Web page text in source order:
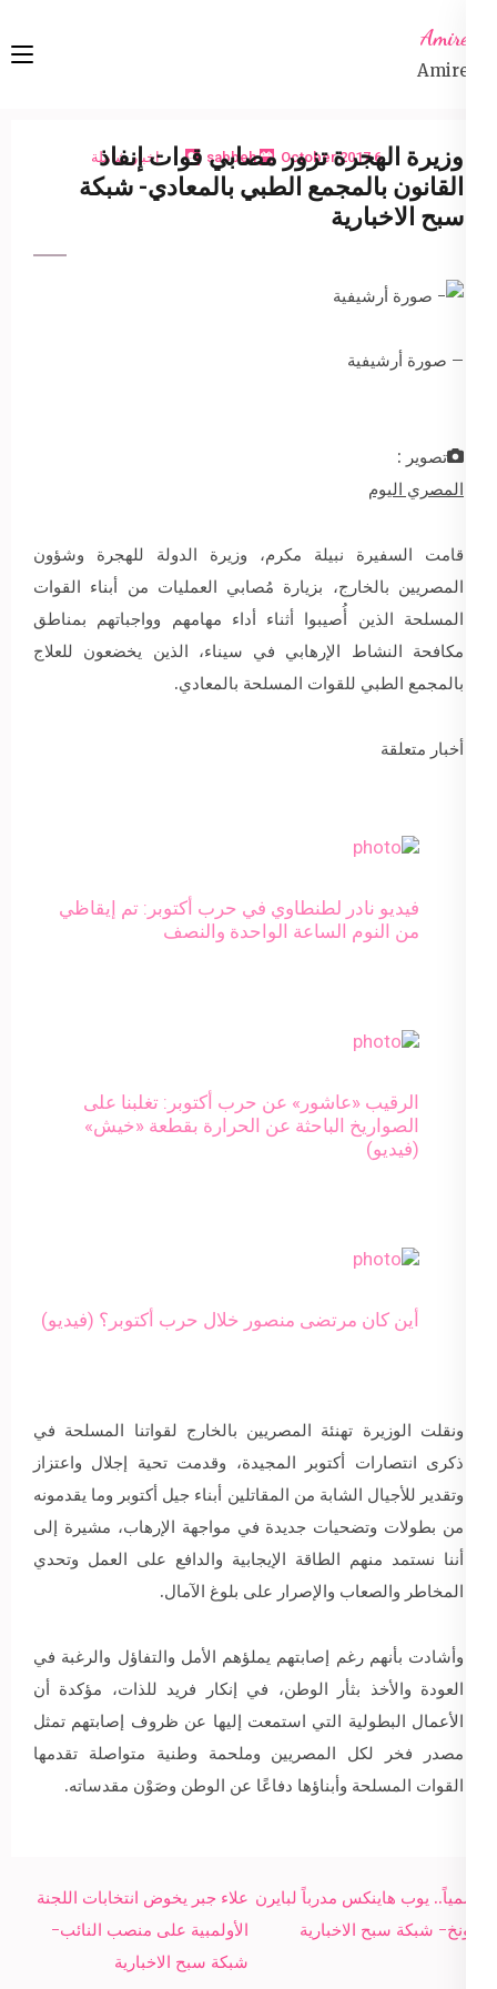
content
Amireta
Amireta
6 October 2017
sabbeh اخبار شاملة
وزيرة الهجرة تزور مصابي قوات إنفاذ
القانون بالمجمع الطبي بالمعادي- شبكة
سبح الاخبارية
– صورة أرشيفية
تصوير :
المصري اليوم
قامت السفيرة نبيلة مكرم، وزيرة الدولة للهجرة وشؤون
المصريين بالخارج، بزيارة مُصابي العمليات من أبناء القوات
المسلحة الذين أُصيبوا أثناء أداء مهامهم وواجباتهم بمناطق
مكافحة النشاط الإرهابي في سيناء، الذين يخضعون للعلاج
بالمجمع الطبي للقوات المسلحة بالمعادي.
أخبار متعلقة
فيديو نادر لطنطاوي في حرب أكتوبر: تم إيقاظي
من النوم الساعة الواحدة والنصف
الرقيب «عاشور» عن حرب أكتوبر: تغلبنا على
الصواريخ الباحثة عن الحرارة بقطعة «خيش»
(فيديو)
أين كان مرتضى منصور خلال حرب أكتوبر؟ (فيديو)
ونقلت الوزيرة تهنئة المصريين بالخارج لقواتنا المسلحة في
ذكرى انتصارات أكتوبر المجيدة، وقدمت تحية إجلال واعتزاز
وتقدير للأجيال الشابة من المقاتلين أبناء جيل أكتوبر وما يقدمونه
من بطولات وتضحيات جديدة في مواجهة الإرهاب، مشيرة إلى
أننا نستمد منهم الطاقة الإيجابية والدافع على العمل وتحدي
المخاطر والصعاب والإصرار على بلوغ الآمال.
وأشادت بأنهم رغم إصابتهم يملؤهم الأمل والتفاؤل والرغبة في
العودة والأخذ بثأر الوطن، في إنكار فريد للذات، مؤكدة أن
الأعمال البطولية التي استمعت إليها عن ظروف إصابتهم تمثل
مصدر فخر لكل المصريين وملحمة وطنية متواصلة تقدمها
القوات المسلحة وأبناؤها دفاعًا عن الوطن وصَوْن مقدساته.
Post
navigation
علاء جبر يخوض انتخابات اللجنة
الأولمبية على منصب النائب-
شبكة سبح الاخبارية
رسمياً.. يوب هاينكس مدرباً لبايرن
ميونخ- شبكة سبح الاخبارية